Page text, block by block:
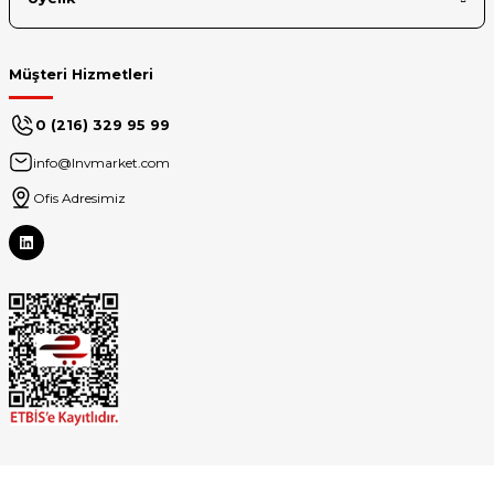
Müşteri Hizmetleri
0 (216) 329 95 99
info@lnvmarket.com
Ofis Adresimiz